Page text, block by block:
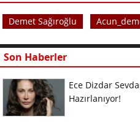
Demet Sağıroğlu
Son Haberler
Ece Dizdar
Hazırlanıyor!